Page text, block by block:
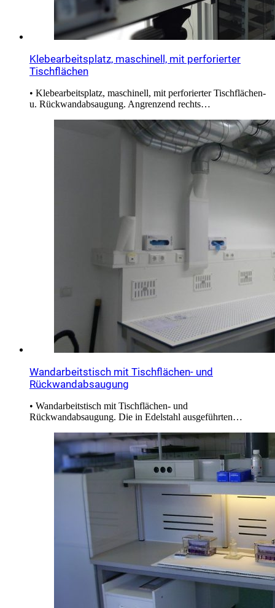
Klebearbeitsplatz, maschinell, mit perforierter
Tischflächen
• Klebearbeitsplatz, maschinell, mit perforierter Tischflächen-
u. Rückwandabsaugung. Angrenzend rechts…
Wandarbeitstisch mit Tischflächen- und
Rückwandabsaugung
• Wandarbeitstisch mit Tischflächen- und
Rückwandabsaugung. Die in Edelstahl ausgeführten…